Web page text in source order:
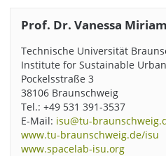
Prof. Dr. Vanessa
Technische Universität
Institute for Sustainable
Pockelsstraße 3
38106 Braunschweig
Tel.: +49 531 391-3537
E-Mail: isu@tu-
www.tu-braunschweig.de/isu
www.spacelab-isu.org